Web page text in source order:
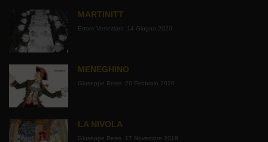
MARTINITT
Ettore Veneziani 14 Giugno 2020
MENEGHINO
Giuseppe Reiss 20 Febbraio 2020
LA NIVOLA
Giuseppe Reiss 17 Novembre 2019